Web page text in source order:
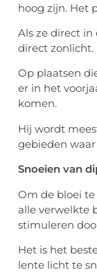
hoog zijn. Het
Als ze direct
direct zonlicht.
Op plaatsen
er in het
komen.
Hij wordt
gebieden waar
Snoeien van
Om de bloei
alle verwelkte
stimuleren
Het is het
lente licht te